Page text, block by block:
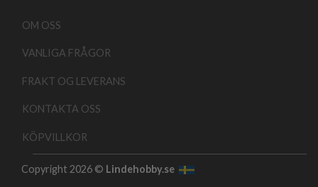
OM OSS
VANLIGA FRÅGOR
FRAKT OG LEVERANS
KONTAKTA OSS
KÖPVILLKOR
Copyright 2026 © Lindehobby.se